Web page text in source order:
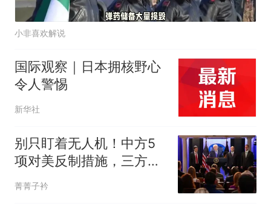
小非喜欢解说
国际观察｜日本拥核野心
令人警惕
新华社
别只盯着无人机！中方5
项对美反制措施，三方面
分析，真的不一般
菁菁子衿